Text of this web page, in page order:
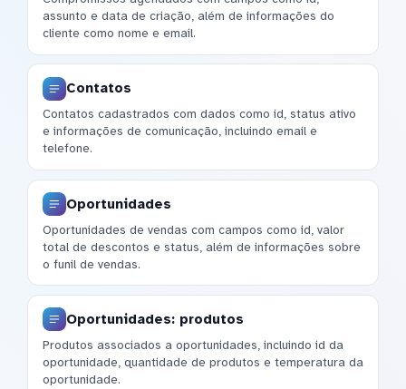
assunto e data de criação, além de informações do
cliente como nome e email.
Contatos
Contatos cadastrados com dados como id, status ativo
e informações de comunicação, incluindo email e
telefone.
Oportunidades
Oportunidades de vendas com campos como id, valor
total de descontos e status, além de informações sobre
o funil de vendas.
Oportunidades: produtos
Produtos associados a oportunidades, incluindo id da
oportunidade, quantidade de produtos e temperatura da
oportunidade.